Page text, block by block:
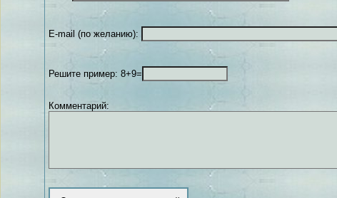
E-mail (по желанию):
Решите пример: 8+9=
Комментарий: